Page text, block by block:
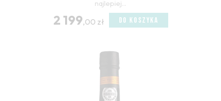
najlepiej...
2 199,00 zł DO KOSZYKA